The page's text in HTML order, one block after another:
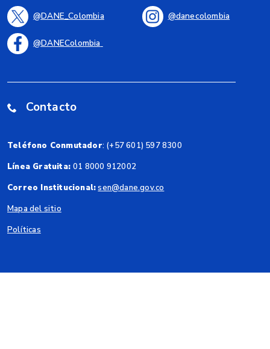
@DANE_Colombia @danecolombia
@DANEColombia
Contacto
Teléfono Conmutador: (+57 601) 597 8300
Línea Gratuita:01 8000 912002
Correo Institucional:sen@dane.gov.co
Mapa del sitio
Políticas